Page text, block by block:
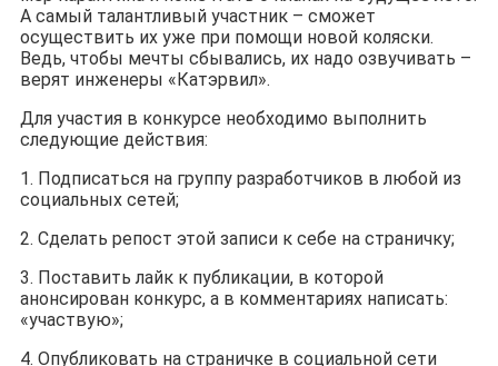
А самый талантливый участник – сможет
осуществить их уже при помощи новой коляски.
Ведь, чтобы мечты сбывались, их надо озвучивать –
верят инженеры «Катэрвил».
Для участия в конкурсе необходимо выполнить
следующие действия:
1. Подписаться на группу разработчиков в любой из
социальных сетей;
2. Сделать репост этой записи к себе на страничку;
3. Поставить лайк к публикации, в которой
анонсирован конкурс, а в комментариях написать:
«участвую»;
4. Опубликовать на страничке в социальной сети